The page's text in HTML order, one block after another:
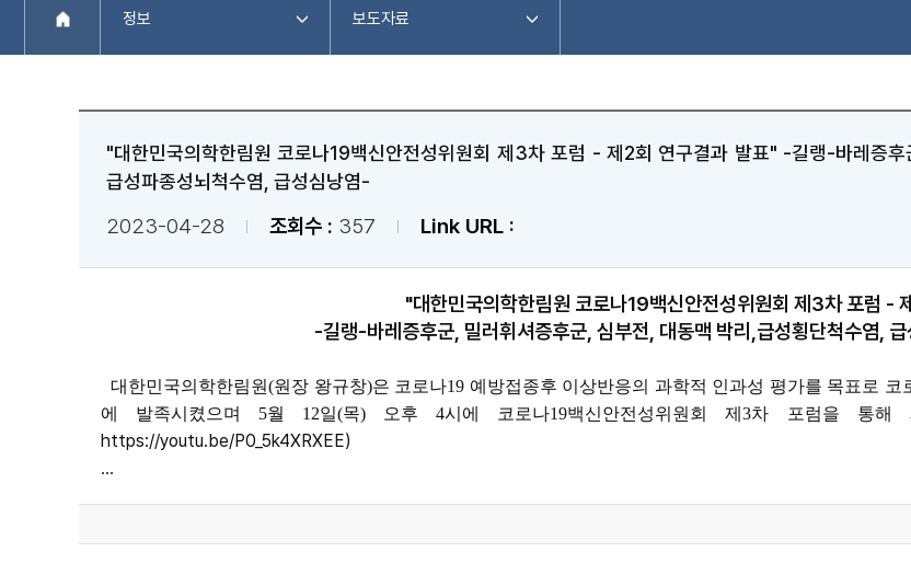
정보 보도자료
"대한민국의학한림원 코로나19백신안전성위원회 제3차 포럼 - 제2회 연구결과 발표" -길랭-바레증
급성파종성뇌척수염, 급성심낭염-
2023-04-28 조회수 : 357 Link URL :
"대한민국의학한림원 코로나19백신안전성위원회 제3차 포럼 -
-길랭-바레증후군, 밀러휘셔증후군, 심부전, 대동맥 박리,급성횡단척수염,
대한민국의학한림원(원장 왕규창)은 코로나19 예방접종후 이상반응의 과학적 인과성 평가를 목표로 코
에 발족시켰으며 5월 12일(목) 오후 4시 에 코로나19백신안전성위원회 제3차 포럼을 통
https://youtu.be/P0_5k4XRXEE)
...